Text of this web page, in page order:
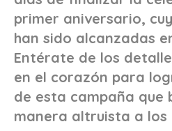
primer aniversario,
han sido alcanzadas
Entérate de los
en el corazón para
de esta campaña que
manera altruista a los